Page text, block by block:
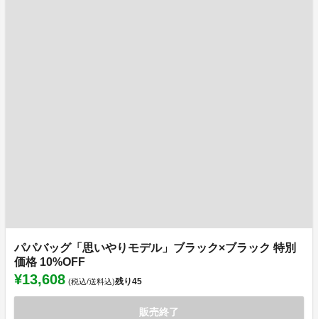
パパバッグ「思いやりモデル」ブラック×ブラック 特別
価格 10%OFF
¥13,608 (税込/送料込)残り45
販売終了